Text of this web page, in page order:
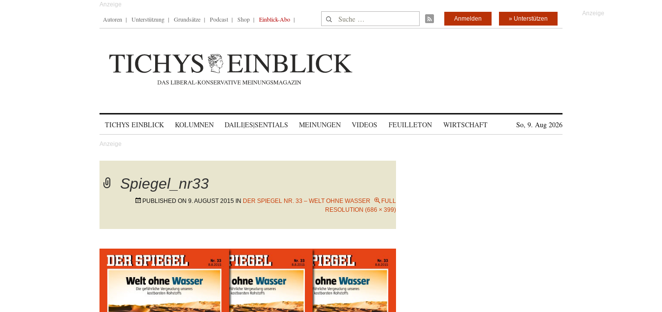
Autoren Unterstützung Grundsätze Podcast Shop Einblick-Abo Suche nach: » Unterstützen
Anmelden
TICHYS EINBLICK KOLUMNEN DAILI|ES|SENTIALS MEINUNGEN VIDEOS FEUILLETON WIRTSCHAFT So, 9. Aug 2026
Spiegel_nr33
PUBLISHED ON 9. AUGUST 2015 IN DER SPIEGEL NR. 33 – WELT OHNE WASSER
FULL
RESOLUTION (686 × 399)